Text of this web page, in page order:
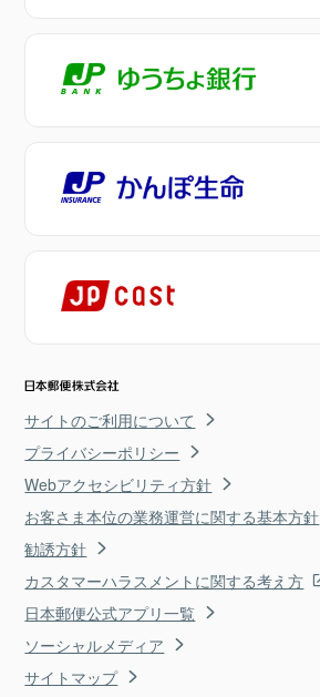
サイトのご利用について
プライバシーポリシー
Webアクセシビリティ方針
お客さま本位の業務運営に関する基本方針
勧誘方針
カスタマーハラスメントに関する考え方
日本郵便公式アプリ一覧
ソーシャルメディア
サイトマップ